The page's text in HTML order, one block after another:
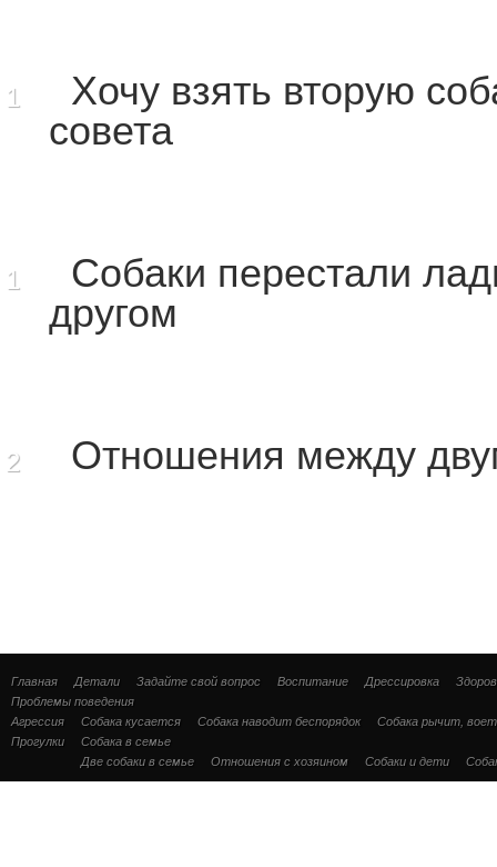
1
Хочу взять вторую
совета
1
Собаки перестали
другом
2 Отношения между
Главная Детали Задайте свой вопрос Воспитание Дрессировка
Проблемы поведения
Агрессия
Собака кусается Собака наводит беспорядок
Собака рычит,
Прогулки
Собака в семье
Две собаки в семье
Отношения с хозяином Собаки и дети